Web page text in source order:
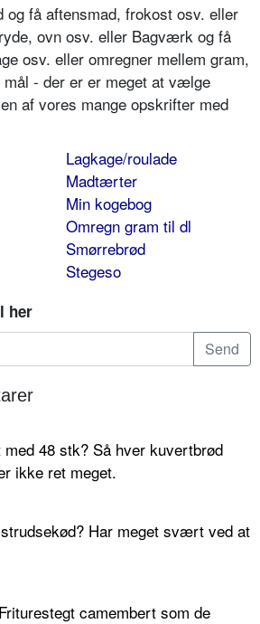
få aftensmad, frokost osv. eller
ovn osv. eller Bagværk og få
osv. eller omregner mellem gram,
mål - der er er meget at vælge
af vores mange opskrifter med
Lagkage/roulade
Madtærter
Min kogebog
Omregn gram til dl
Smørrebrød
Stegeso
her
48 stk? Så hver kuvertbrød
ikke ret meget.
Har meget svært ved at
camembert som de